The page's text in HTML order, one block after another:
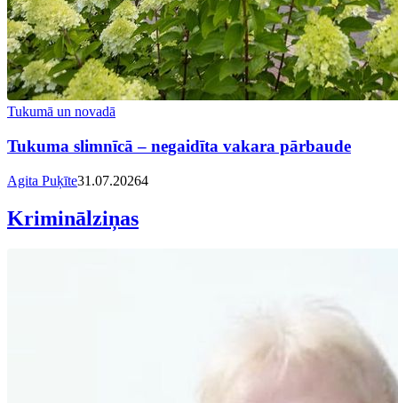
Tukumā un novadā
Tukuma slimnīcā – negaidīta vakara pārbaude
Agita Puķīte31.07.20264
Kriminālziņas